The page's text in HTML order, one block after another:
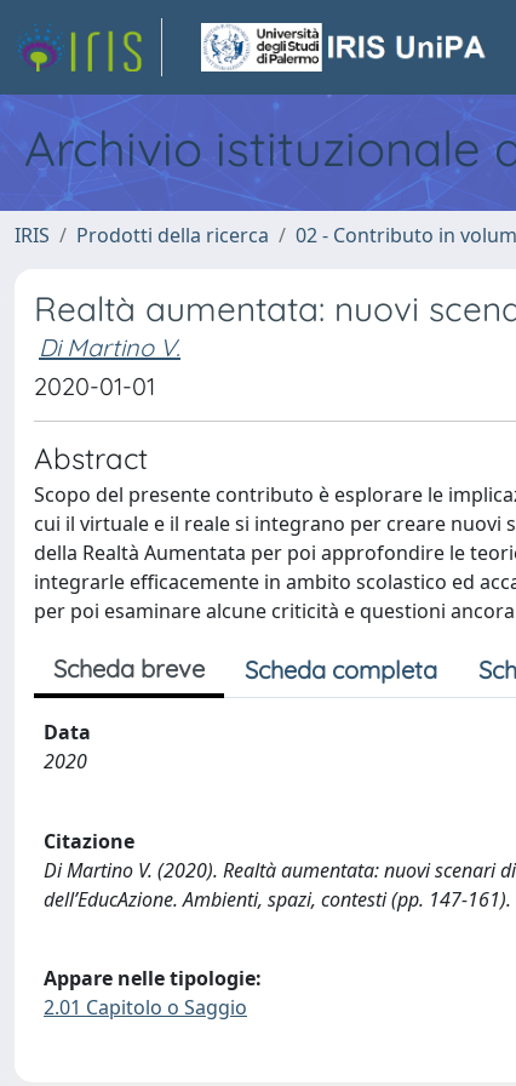
Archivio istituzionale
IRIS Prodotti della ricerca 02 - Contributo in
Realtà aumentata: nuovi
Di Martino V.
2020-01-01
Abstract
Scopo del presente contributo è esplorare le
cui il virtuale e il reale si integrano per creare
della Realtà Aumentata per poi approfondire le
integrarle efficacemente in ambito scolastico ed
per poi esaminare alcune criticità e questioni
Scheda breve Scheda completa
Data
2020
Citazione
Di Martino V. (2020). Realtà aumentata: nuovi scenari
dell’EducAzione. Ambienti, spazi, contesti (pp. 147-
Appare nelle tipologie:
2.01 Capitolo o Saggio